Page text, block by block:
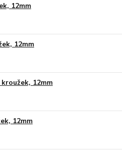
12mm
12mm
12mm
12mm